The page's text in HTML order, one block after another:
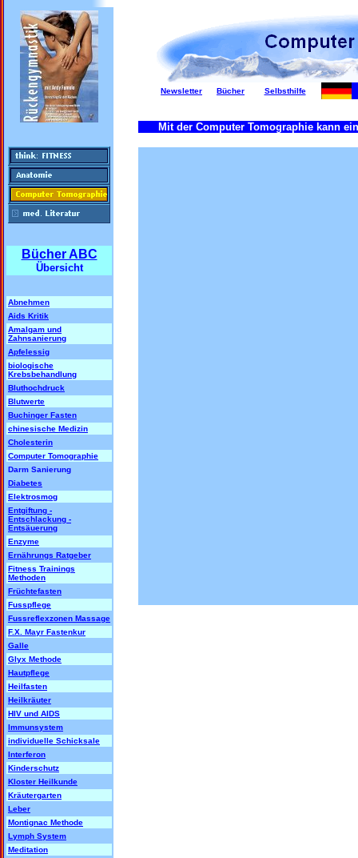
Bücher ABC
Übersicht
Abnehmen
Aids Kritik
Amalgam und
Zahnsanierung
Apfelessig
biologische
Krebsbehandlung
Bluthochdruck
Blutwerte
Buchinger Fasten
chinesische Medizin
Cholesterin
Computer Tomographie
Darm Sanierung
Diabetes
Elektrosmog
Entgiftung -
Entschlackung -
Entsäuerung
Enzyme
Ernährungs Ratgeber
Fitness Trainings
Methoden
Früchtefasten
Fusspflege
Fussreflexzonen Massage
F.X. Mayr Fastenkur
Galle
Glyx Methode
Hautpflege
Heilfasten
Heilkräuter
HIV und AIDS
Immunsystem
individuelle Schicksale
Interferon
Kinderschutz
Kloster Heilkunde
Kräutergarten
Leber
Montignac Methode
Lymph System
Meditation
Newsletter Bücher Selbsthilfe
Mit der Computer Tomographie kann